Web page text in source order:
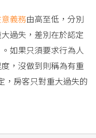
義務由高至低，分別
過失，差別在於認定
如果只須要求行為人
，沒做到則稱為有重
，房客只對重大過失的